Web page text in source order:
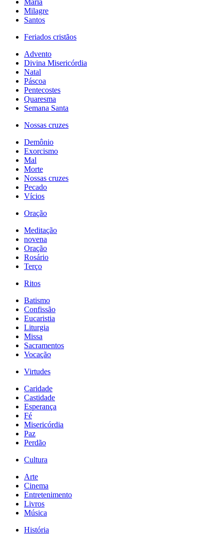
Maria
Milagre
Santos
Feriados cristãos
Advento
Divina Misericórdia
Natal
Páscoa
Pentecostes
Quaresma
Semana Santa
Nossas cruzes
Demônio
Exorcismo
Mal
Morte
Nossas cruzes
Pecado
Vícios
Oração
Meditação
novena
Oração
Rosário
Terço
Ritos
Batismo
Confissão
Eucaristia
Liturgia
Missa
Sacramentos
Vocação
Virtudes
Caridade
Castidade
Esperança
Fé
Misericórdia
Paz
Perdão
Cultura
Arte
Cinema
Entretenimento
Livros
Música
História